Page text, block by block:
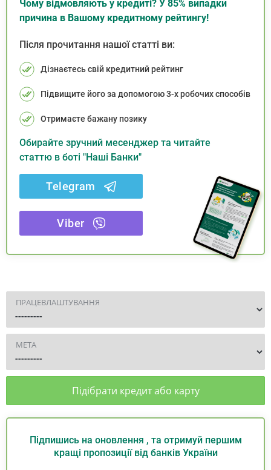
Чому відмовляють у кредиті? У 85% випадки
причина в Вашому кредитному рейтингу!
Після прочитання нашої статті ви:
Дізнаєтесь свій кредитний рейтинг
Підвищите його за допомогою 3-х робочих способів
Отримаєте бажану позику
Обирайте зручний месенджер та читайте
статтю в боті "Наші Банки"
Telegram
Viber
ПРАЦЕВЛАШТУВАННЯ
МЕТА
Підібрати кредит або карту
Підпишись на оновлення , та отримуй першим
кращі пропозиції від банків України